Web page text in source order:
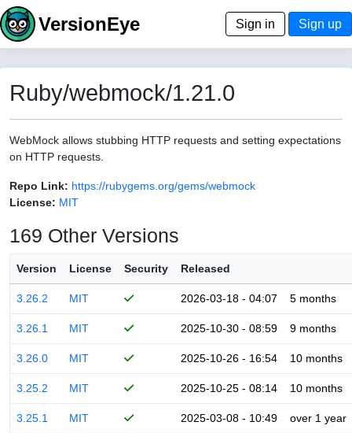
VersionEye Sign in Sign up
Ruby/webmock/1.21.0
WebMock allows stubbing HTTP requests and setting expectations
on HTTP requests.
Repo Link: https://rubygems.org/gems/webmock
License: MIT
169 Other Versions
Version License Security Released
3.26.2 MIT 2026-03-18 - 04:07 5 months
3.26.1 MIT 2025-10-30 - 08:59 9 months
3.26.0 MIT 2025-10-26 - 16:54 10 months
3.25.2 MIT 2025-10-25 - 08:14 10 months
3.25.1 MIT 2025-03-08 - 10:49 over 1 year